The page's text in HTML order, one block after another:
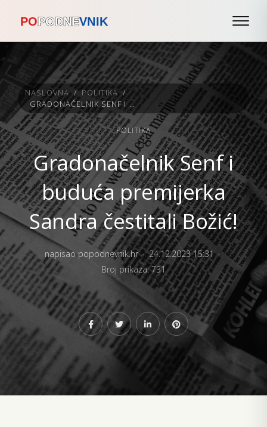
NASLOVNA / POLITIKA /
GRADONAČELNIK SENF I BUDUĆA PREMIJERKA SANDRA ČESTITALI BOŽIĆ!
POLITIKA
Gradonačelnik Senf i
buduća premijerka
Sandra čestitali Božić!
napisao popodnevnik.hr
24.12.2023 15:31
Broj prikaza: 731